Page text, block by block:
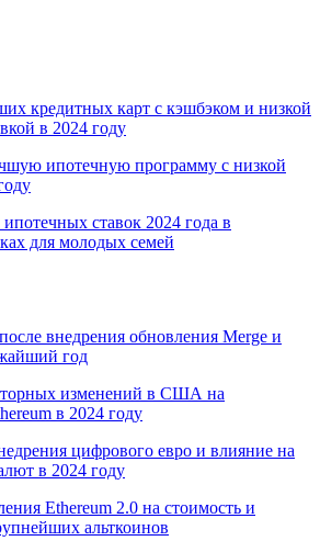
кредитных карт с кэшбэком и низкой
в 2024 году
ипотечную программу с низкой
ставок 2024 года в
для молодых семей
внедрения обновления Merge и
год
изменений в США на
в 2024 году
цифрового евро и влияние на
в 2024 году
Ethereum 2.0 на стоимость и
альткоинов